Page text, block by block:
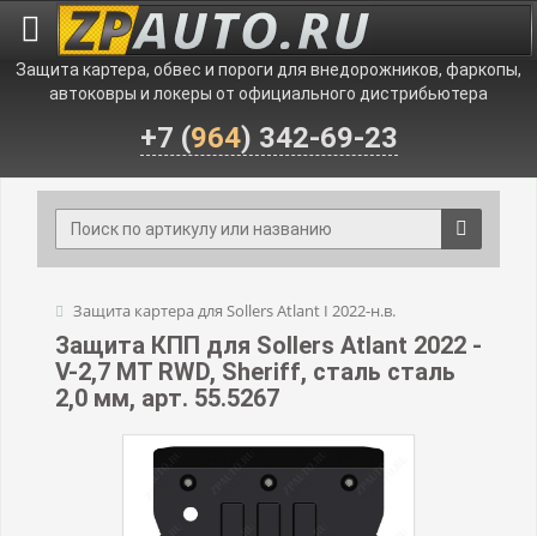
Защита картера, обвес и пороги для внедорожников, фаркопы,
автоковры и локеры от официального дистрибьютера
+7 (964) 342-69-23
Защита картера для Sollers Atlant I 2022-н.в.
Защита КПП для Sollers Atlant 2022 -
V-2,7 MT RWD, Sheriff, сталь сталь
2,0 мм, арт. 55.5267